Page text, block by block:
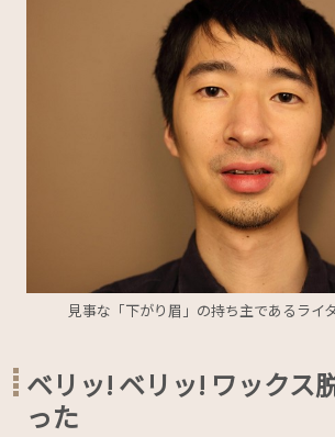
見事な「下がり眉」の持ち主であるライ
ベリッ! ベリッ! ワックス
った